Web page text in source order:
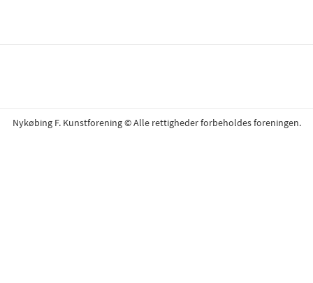
Nykøbing F. Kunstforening © Alle rettigheder forbeholdes foreningen.